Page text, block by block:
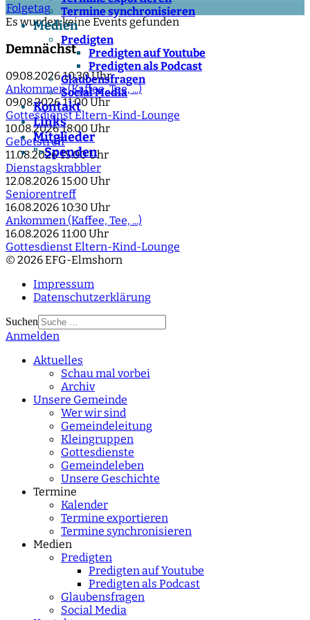
Termine synchronisieren
Medien
Predigten
Predigten auf Youtube
Predigten als Podcast
Glaubensfragen
Social Media
Kontakt
Links
Mitglieder
">Spenden
Folgetag
Es wurden keine Events gefunden
Demnächst
09.08.2026 10:30 Uhr
Ankommen (Kaffee, Tee, ...)
09.08.2026 11:00 Uhr
Gottesdienst Eltern-Kind-Lounge
10.08.2026 18:00 Uhr
Gebetstreff
11.08.2026 15:00 Uhr
Dienstagskrabbler
12.08.2026 15:00 Uhr
Seniorentreff
16.08.2026 10:30 Uhr
Ankommen (Kaffee, Tee, ...)
16.08.2026 11:00 Uhr
Gottesdienst Eltern-Kind-Lounge
© 2026 EFG-Elmshorn
Impressum
Datenschutzerklärung
Suchen
Type 2 or more
Anmelden
Aktuelles
Schau mal vorbei
Archiv
Unsere Gemeinde
Wer wir sind
Gemeindeleitung
Kleingruppen
Gottesdienste
Gemeindeleben
Unsere Geschichte
Termine
Kalender
Termine exportieren
Termine synchronisieren
Medien
Predigten
Predigten auf Youtube
Predigten als Podcast
Glaubensfragen
Social Media